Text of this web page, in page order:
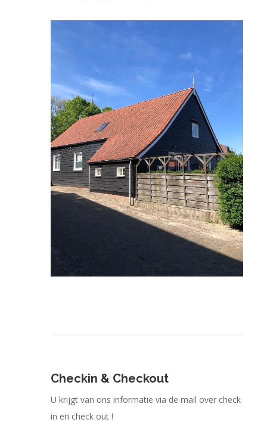
Checkin & Checkout
U krijgt van ons informatie via de mail over check
in en check out !